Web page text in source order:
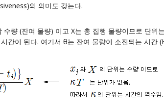
의 의미도 갖는다.
량 (잔여 물량) 이고 X는 총 집행 물량이므로 단위
간이 된다. 여기서 θ는 잔여 물량이 소진되는 시간